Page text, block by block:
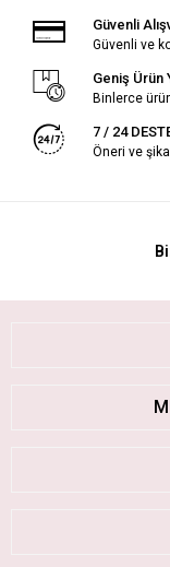
Güvenli
Güvenli ve
Geniş Ürün
Binlerce
7 / 24
Öneri ve